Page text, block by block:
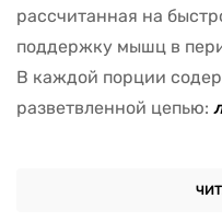
рассчитанная на
поддержку мышц в
В каждой порции
разветвленной цепью:
восстановления. Этот